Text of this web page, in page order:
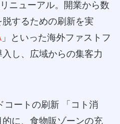
ニューアル。開業から数
するための刷新を実
」といった海外ファストフ
し、広域からの集客力
ートの刷新 「コト消
に、食物販ゾーンの充